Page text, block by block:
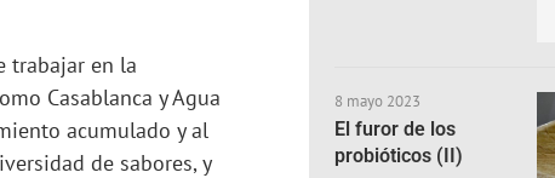
trabajar en la
Casablanca y Agua
acumulado y al
de sabores, y
8 mayo 2023
El furor de los
probióticos (II)